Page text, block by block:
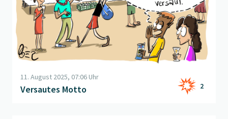
11. August 2025, 07:06 Uhr
Versautes Motto 2